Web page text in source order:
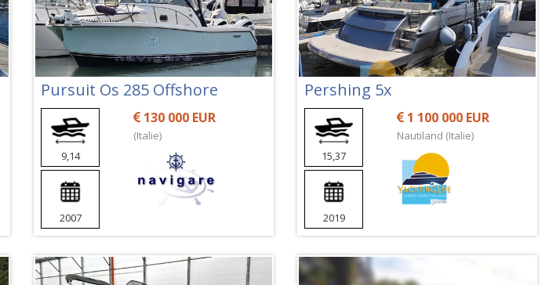
Pursuit Os 285 Offshore
9,14
2007
130 000 EUR
(Italie)
Pershing 5x
15,37
2019
1 100 000 EUR
Nautiland (Italie)